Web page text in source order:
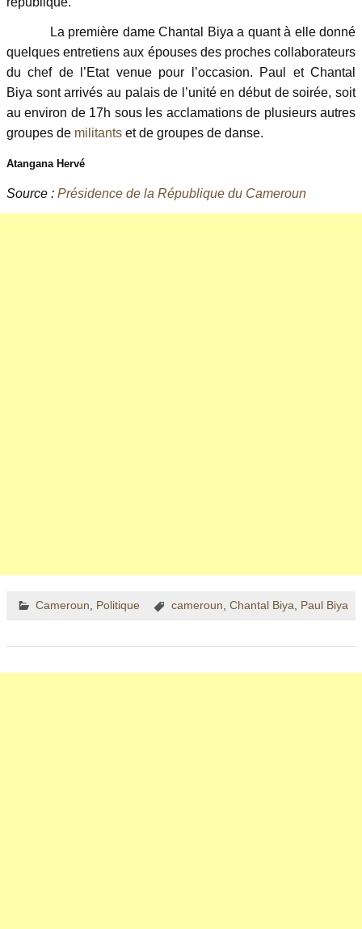
La première dame Chantal Biya a quant à elle donné
quelques entretiens aux épouses des proches collaborateurs
du chef de l’Etat venue pour l’occasion. Paul et Chantal
Biya sont arrivés au palais de l’unité en début de soirée, soit
au environ de 17h sous les acclamations de plusieurs autres
groupes de militants et de groupes de danse.
Atangana Hervé
Source : Présidence de la République du Cameroun
Cameroun Politique cameroun ,Chantal Biya Paul Biya